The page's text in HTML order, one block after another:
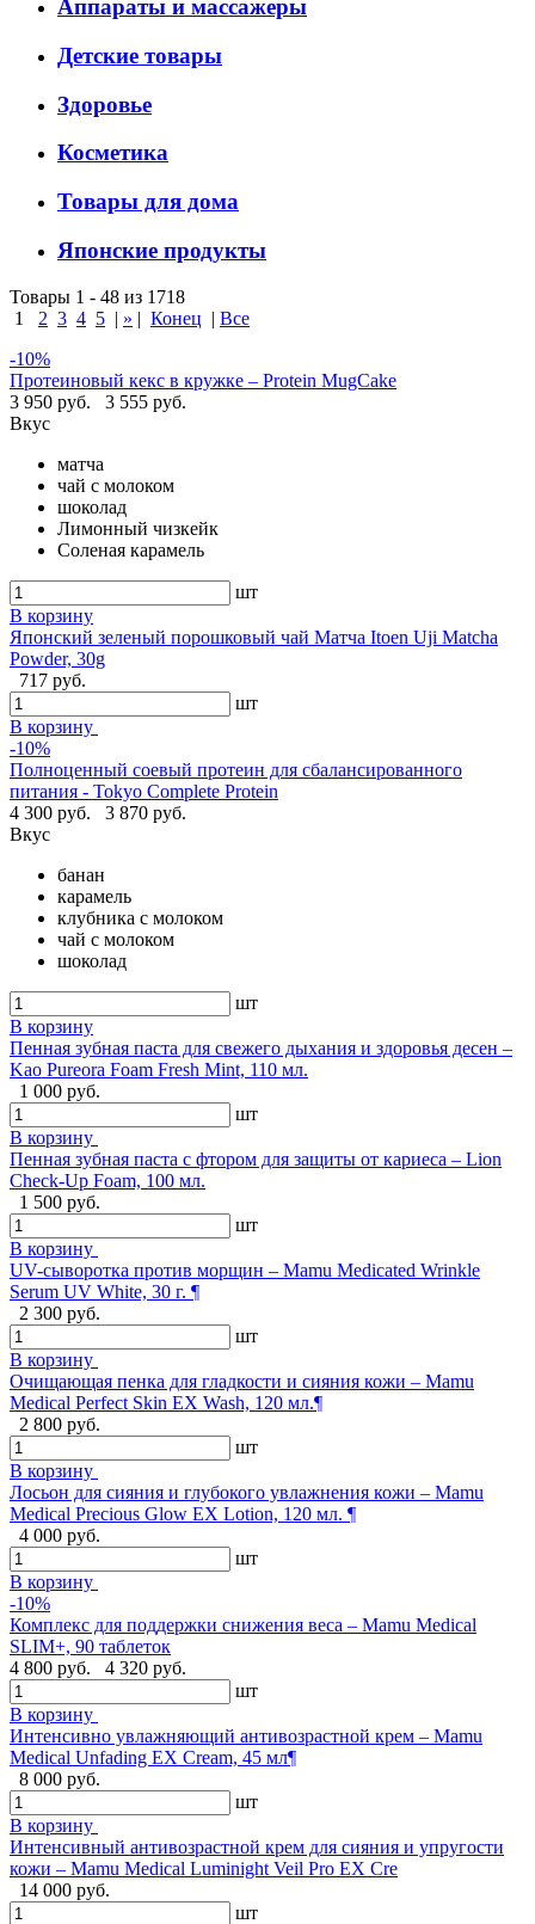
Аппараты и массажеры
Детские товары
Здоровье
Косметика
Товары для дома
Японские продукты
Товары 1 - 48 из 1718
1
2 3 4 5 | » | Конец | Все
-10%
Протеиновый кекс в кружке – Protein MugCake
3 950 руб.
3 555 руб.
Вкус
матча
чай с молоком
шоколад
Лимонный чизкейк
Соленая карамель
шт
В корзину
Японский зеленый порошковый чай Матча Itoen Uji Matcha
Powder, 30g
717 руб.
шт
В корзину
-10%
Полноценный соевый протеин для сбалансированного
питания - Tokyo Complete Protein
4 300 руб.
3 870 руб.
Вкус
банан
карамель
клубника с молоком
чай с молоком
шоколад
шт
В корзину
Пенная зубная паста для свежего дыхания и здоровья десен –
Kao Pureora Foam Fresh Mint, 110 мл.
1 000 руб.
шт
В корзину
Пенная зубная паста с фтором для защиты от кариеса – Lion
Check-Up Foam, 100 мл.
1 500 руб.
шт
В корзину
UV-сыворотка против морщин – Mamu Medicated Wrinkle
Serum UV White, 30 г. ¶
2 300 руб.
шт
В корзину
Очищающая пенка для гладкости и сияния кожи – Mamu
Medical Perfect Skin EX Wash, 120 мл.¶
2 800 руб.
шт
В корзину
Лосьон для сияния и глубокого увлажнения кожи – Mamu
Medical Precious Glow EX Lotion, 120 мл. ¶
4 000 руб.
шт
В корзину
-10%
Комплекс для поддержки снижения веса – Mamu Medical
SLIM+, 90 таблеток
4 800 руб.
4 320 руб.
шт
В корзину
Интенсивно увлажняющий антивозрастной крем – Mamu
Medical Unfading EX Cream, 45 мл¶
8 000 руб.
шт
В корзину
Интенсивный антивозрастной крем для сияния и упругости
кожи – Mamu Medical Luminight Veil Pro EX Cre
14 000 руб.
шт